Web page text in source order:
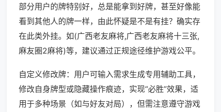
部分用户的牌特别好，总是能拿到好牌，甚至好像能
看到其他人的牌一样，由此怀疑是不是有挂？确实存
在此类外挂。如(广西老友麻将,广西老友麻将十三张,
麻友圈2麻将)等，建议通过正规途径维护游戏公平。
自定义修改牌：用户可输入需求生成专用辅助工具，
修改自身牌型或隐藏操作痕迹，实现“必胜”效果，适
用于多种场景（如与好友对局），但需注意遵守游戏